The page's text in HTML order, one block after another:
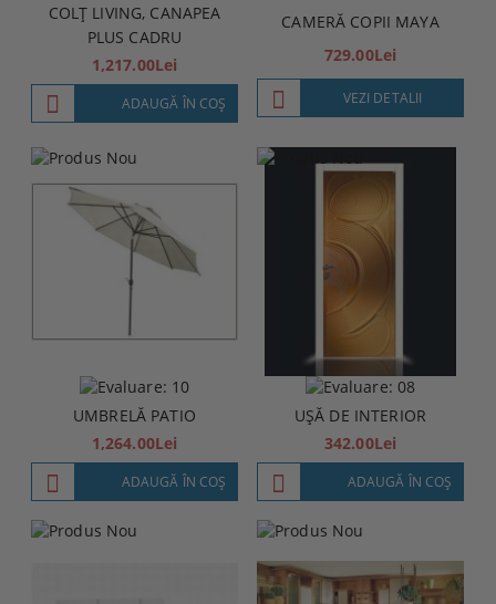
COLȚ LIVING, CANAPEA
PLUS CADRU
1,217.00Lei
ADAUGĂ ÎN COŞ
CAMERĂ COPII MAYA
729.00Lei
VEZI DETALII
UMBRELĂ PATIO
1,264.00Lei
ADAUGĂ ÎN COŞ
UȘĂ DE INTERIOR
342.00Lei
ADAUGĂ ÎN COŞ